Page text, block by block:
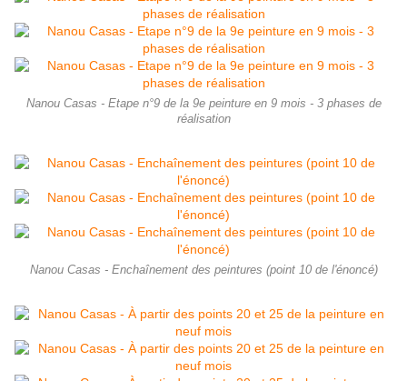
Nanou Casas - Etape n°9 de la 9e peinture en 9 mois - 3 phases de
réalisation
Nanou Casas - Enchaînement des peintures (point 10 de l'énoncé)